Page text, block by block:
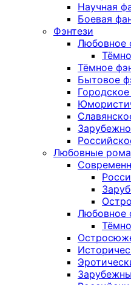
Научная
Боевая
Фэнтези
Любовное
Тёмное
Бытовое
Любовные
Любовное